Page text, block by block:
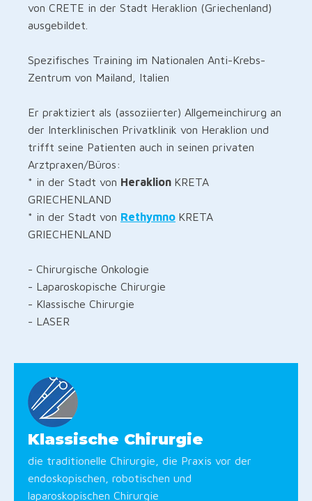
von CRETE in der Stadt Heraklion (Griechenland)
ausgebildet.
Spezifisches Training im Nationalen Anti-Krebs-
Zentrum von Mailand, Italien
Er praktiziert als (assoziierter) Allgemeinchirurg an
der Interklinischen Privatklinik von Heraklion und
trifft seine Patienten auch in seinen privaten
Arztpraxen/Büros:
* in der Stadt von Heraklion KRETA
GRIECHENLAND
* in der Stadt von Rethymno KRETA
GRIECHENLAND
- Chirurgische Onkologie
- Laparoskopische Chirurgie
- Klassische Chirurgie
- LASER
Klassische Chirurgie
die traditionelle Chirurgie, die Praxis vor der
endoskopischen, robotischen und
laparoskopischen Chirurgie